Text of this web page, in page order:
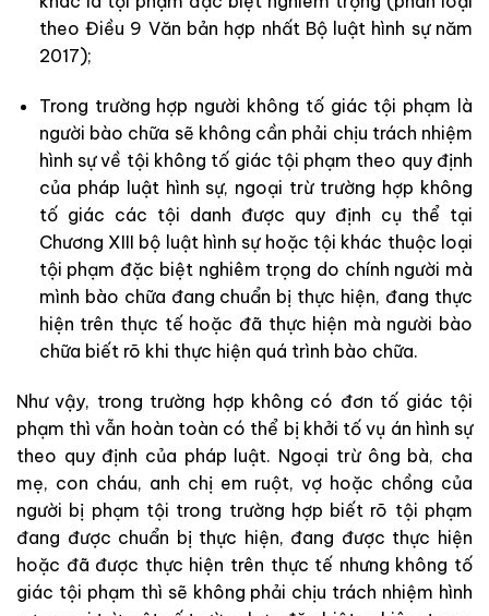
theo Điều 9 Văn bản hợp nhất Bộ luật hình sự năm
2017);
Trong trường hợp người không tố giác tội phạm là
người bào chữa sẽ không cần phải chịu trách nhiệm
hình sự về tội không tố giác tội phạm theo quy định
của pháp luật hình sự, ngoại trừ trường hợp không
tố giác các tội danh được quy định cụ thể tại
Chương XIII bộ luật hình sự hoặc tội khác thuộc loại
tội phạm đặc biệt nghiêm trọng do chính người mà
mình bào chữa đang chuẩn bị thực hiện, đang thực
hiện trên thực tế hoặc đã thực hiện mà người bào
chữa biết rõ khi thực hiện quá trình bào chữa.
Như vậy, trong trường hợp không có đơn tố giác tội
phạm thì vẫn hoàn toàn có thể bị khởi tố vụ án hình sự
theo quy định của pháp luật. Ngoại trừ ông bà, cha
mẹ, con cháu, anh chị em ruột, vợ hoặc chồng của
người bị phạm tội trong trường hợp biết rõ tội phạm
đang được chuẩn bị thực hiện, đang được thực hiện
hoặc đã được thực hiện trên thực tế nhưng không tố
giác tội phạm thì sẽ không phải chịu trách nhiệm hình